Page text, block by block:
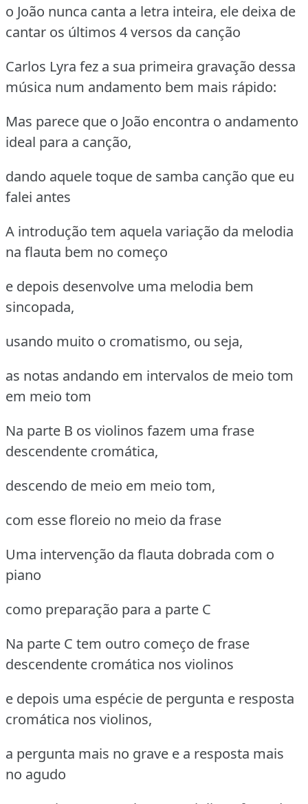
o João nunca canta a letra inteira, ele deixa de
cantar os últimos 4 versos da canção
Carlos Lyra fez a sua primeira gravação dessa
música num andamento bem mais rápido:
Mas parece que o João encontra o andamento
ideal para a canção,
dando aquele toque de samba canção que eu
falei antes
A introdução tem aquela variação da melodia
na flauta bem no começo
e depois desenvolve uma melodia bem
sincopada,
usando muito o cromatismo, ou seja,
as notas andando em intervalos de meio tom
em meio tom
Na parte B os violinos fazem uma frase
descendente cromática,
descendo de meio em meio tom,
com esse floreio no meio da frase
Uma intervenção da flauta dobrada com o
piano
como preparação para a parte C
Na parte C tem outro começo de frase
descendente cromática nos violinos
e depois uma espécie de pergunta e resposta
cromática nos violinos,
a pergunta mais no grave e a resposta mais
no agudo